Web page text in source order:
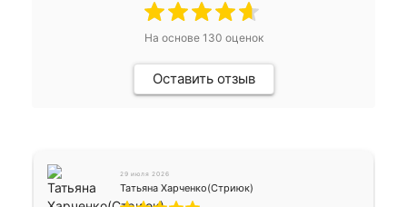
На основе 130 оценок
Оставить отзыв
29 июля 2026
Татьяна Харченко(Стриюк)